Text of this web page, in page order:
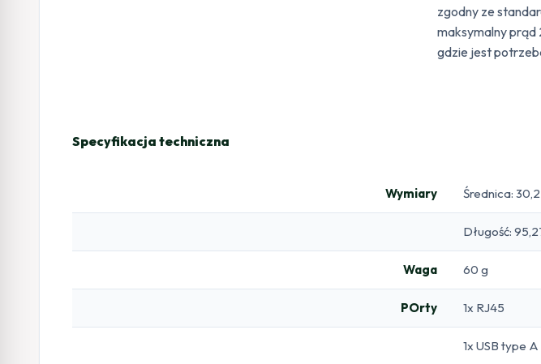
zgodny ze
maksymalny prąd
gdzie jest
Specyfikacja techniczna
Wymiary Średnica:
Długość:
Waga 60 g
POrty 1x RJ45
1x USB type A